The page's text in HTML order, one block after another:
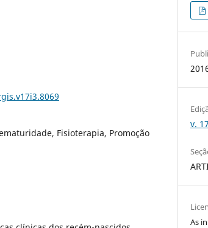
Fisioterapia, Promoção
v.
As